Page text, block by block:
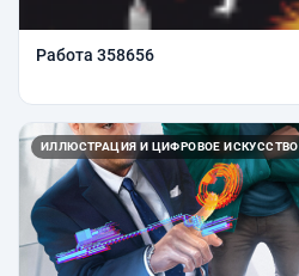
Работа 358656
ИЛЛЮСТРАЦИЯ И ЦИФРОВОЕ ИСКУССТВО